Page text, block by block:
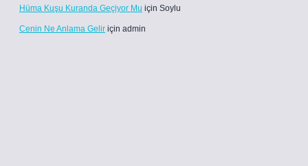
Hüma Kuşu Kuranda Geçiyor Mu için Soylu
Cenin Ne Anlama Gelir için admin